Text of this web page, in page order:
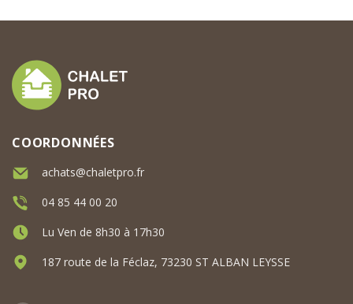
COORDONNÉES
achats@chaletpro.fr
04 85 44 00 20
Lu Ven de 8h30 à 17h30
187 route de la Féclaz, 73230 ST ALBAN LEYSSE